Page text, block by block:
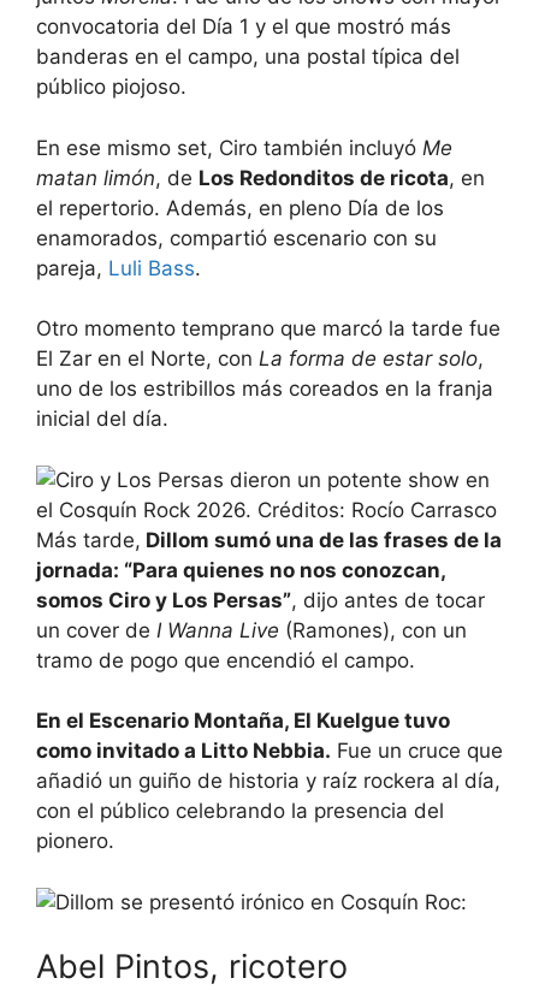
convocatoria del Día 1 y el que mostró más
banderas en el campo, una postal típica del
público piojoso.
En ese mismo set, Ciro también incluyó Me
matan limón, de Los Redonditos de ricota, en
el repertorio. Además, en pleno Día de los
enamorados, compartió escenario con su
pareja, Luli Bass.
Otro momento temprano que marcó la tarde fue
El Zar en el Norte, con La forma de estar solo,
uno de los estribillos más coreados en la franja
inicial del día.
Más tarde, Dillom sumó una de las frases de la
jornada: “Para quienes no nos conozcan,
somos Ciro y Los Persas”, dijo antes de tocar
un cover de I Wanna Live (Ramones), con un
tramo de pogo que encendió el campo.
En el Escenario Montaña, El Kuelgue tuvo
como invitado a Litto Nebbia. Fue un cruce que
añadió un guiño de historia y raíz rockera al día,
con el público celebrando la presencia del
pionero.
Abel Pintos, ricotero